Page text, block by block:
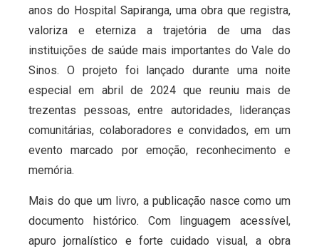
anos do Hospital Sapiranga, uma obra que registra,
valoriza e eterniza a trajetória de uma das
instituições de saúde mais importantes do Vale do
Sinos. O projeto foi lançado durante uma noite
especial em abril de 2024 que reuniu mais de
trezentas pessoas, entre autoridades, lideranças
comunitárias, colaboradores e convidados, em um
evento marcado por emoção, reconhecimento e
memória.
Mais do que um livro, a publicação nasce como um
documento histórico. Com linguagem acessível,
apuro jornalístico e forte cuidado visual, a obra